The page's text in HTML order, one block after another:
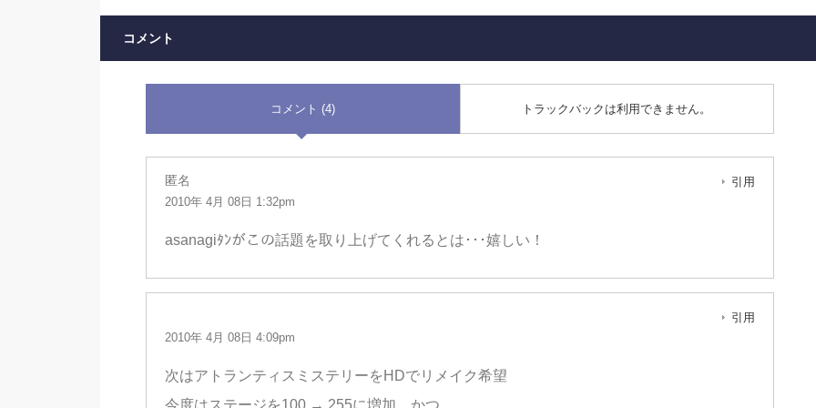
コメント
コメント (4) トラックバックは利用できません。
匿名
2010年 4月 08日 1:32pm
引用
asanagiﾀﾝがこの話題を取り上げてくれるとは･･･嬉しい！
2010年 4月 08日 4:09pm
引用
次はアトランティスミステリーをHDでリメイク希望
今度はステージを100 → 255に増加 かつ